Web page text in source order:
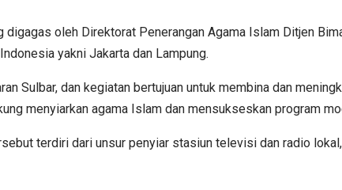
oleh Direktorat Penerangan Agama Islam Ditjen
yakni Jakarta dan Lampung.
Sulbar, dan kegiatan bertujuan untuk membina dan
menyiarkan agama Islam dan mensukseskan program
terdiri dari unsur penyiar stasiun televisi dan radio